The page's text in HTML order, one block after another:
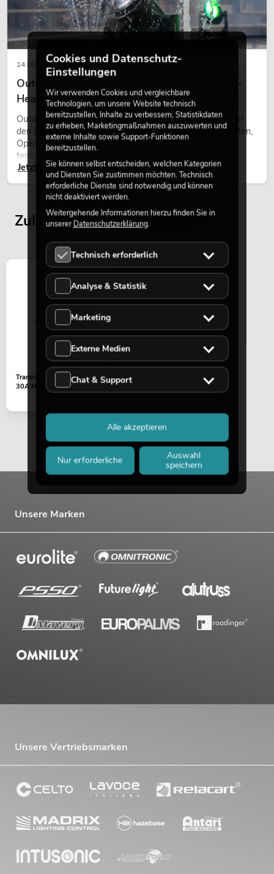
PSSO PA Set PRO M MK2
No. 20000457Artikel nicht mehr verfügbar
PSSO PA Set PRO L MK2
No. 20000458Artikel nicht mehr verfügbar
OMNITRONIC PAS MK3 Performer Set
No. 20000745
OMNITRONIC MA-120P ELA-
Mischverstärker
No. 80709622
269,00
OMNITRONIC MA-240P ELA-
No. 80709632
14.05.2026
Outdoor Moving-Heads: Wetterfeste Moving-
Heads bei Events
Outdoor Moving-Heads sind bewegliche Scheinwerfer für
den Einsatz im Freien. Sie werden bei Festivals, Stadtfesten,
Open-Air-Konzerten, Architekturinszenierungen und
temporären Außeninstallationen eingesetzt.
Jetzt lesen
Zuletzt angesehene Artikel
Transistor IRFP250N 200V
30A Mosfet
Unsere Marken
Unsere Vertriebsmarken
Cookies und Datenschutz-
Einstellungen
Wir verwenden Cookies und vergleichbare
Technologien, um unsere Website technisch
bereitzustellen, Inhalte zu verbessern, Statistikdaten
zu erheben, Marketingmaßnahmen auszuwerten und
externe Inhalte sowie Support-Funktionen
bereitzustellen.
Sie können selbst entscheiden, welchen Kategorien
und Diensten Sie zustimmen möchten. Technisch
erforderliche Dienste sind notwendig und können
nicht deaktiviert werden.
Weitergehende Informationen hierzu finden Sie in
unsererDatenschutzerklärung.
Technisch erforderlich
Analyse & Statistik
Marketing
Externe Medien
Chat & Support
Nur erforderliche
Auswahl
speichern
Alle akzeptieren